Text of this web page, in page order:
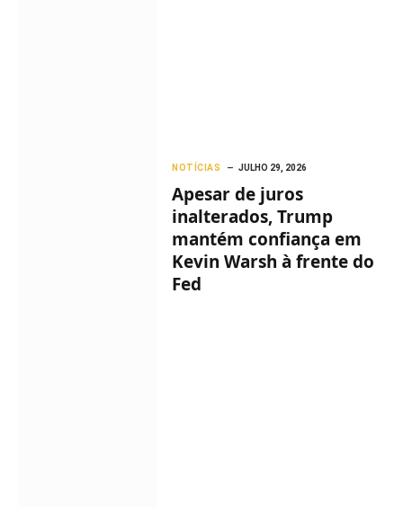
NOTÍCIAS JULHO 29, 2026
Apesar de juros
inalterados, Trump
mantém confiança em
Kevin Warsh à frente do
Fed